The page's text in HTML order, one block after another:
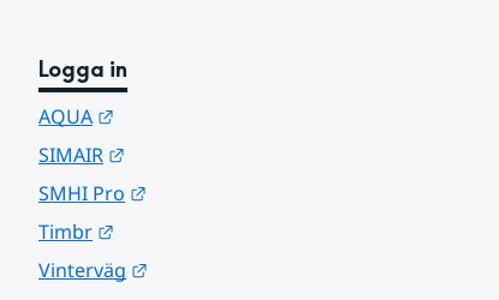
Logga in
AQUA
SIMAIR
SMHI Pro
Timbr
Vinterväg